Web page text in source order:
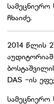
ჩხაიძე.
2014 წლის
DAS -ის